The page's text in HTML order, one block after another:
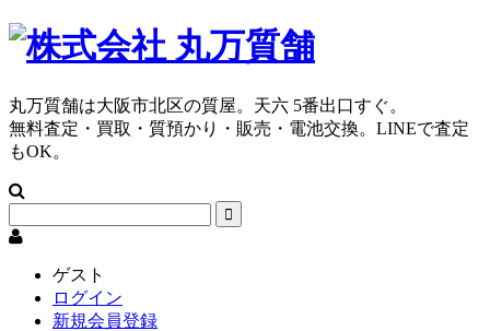
丸万質舗は大阪市北区の質屋。天六 5番出口すぐ。
無料査定・買取・質預かり・販売・電池交換。LINEで査定
もOK。
ゲスト
ログイン
新規会員登録